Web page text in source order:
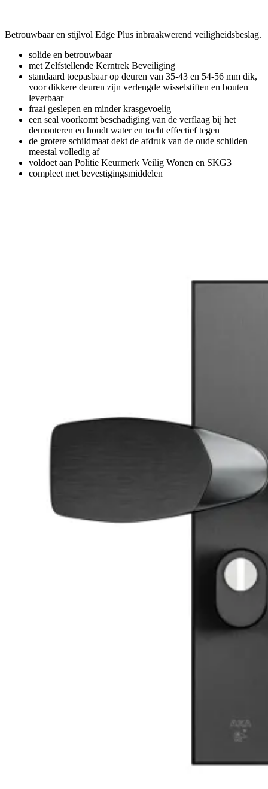
Betrouwbaar en stijlvol Edge Plus inbraakwerend veiligheidsbeslag.
solide en betrouwbaar
met Zelfstellende Kerntrek Beveiliging
standaard toepasbaar op deuren van 35-43 en 54-56 mm dik,
voor dikkere deuren zijn verlengde wisselstiften en bouten
leverbaar
fraai geslepen en minder krasgevoelig
een seal voorkomt beschadiging van de verflaag bij het
demonteren en houdt water en tocht effectief tegen
de grotere schildmaat dekt de afdruk van de oude schilden
meestal volledig af
voldoet aan Politie Keurmerk Veilig Wonen en SKG3
compleet met bevestigingsmiddelen